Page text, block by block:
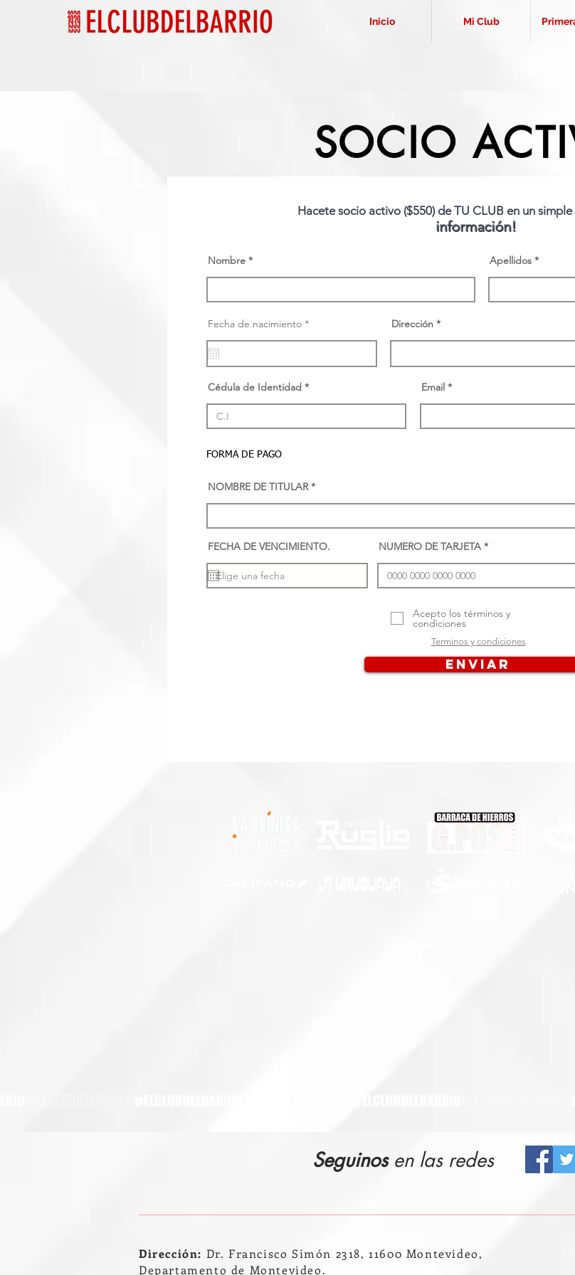
Inicio Mi Club
SOCIO
Hacete socio activo ($550) deTU CLUB en un simple
información!
Nombre Apellidos
Fecha de nacimiento *r
q
i
e
Dirección
Cédula de Identidad Email
FORMA DE PAGO
NOMBRE DE TITULAR
FECHA DE VENCIMIENTO. NUMERO DE TARJETA
Acepto los términos y
condiciones
Terminos y condiciones
Enviar
Seguinosen las redes
Dirección: Dr. Francisco Simón 2318, 11600 Montevideo,
Departamento de Montevideo.